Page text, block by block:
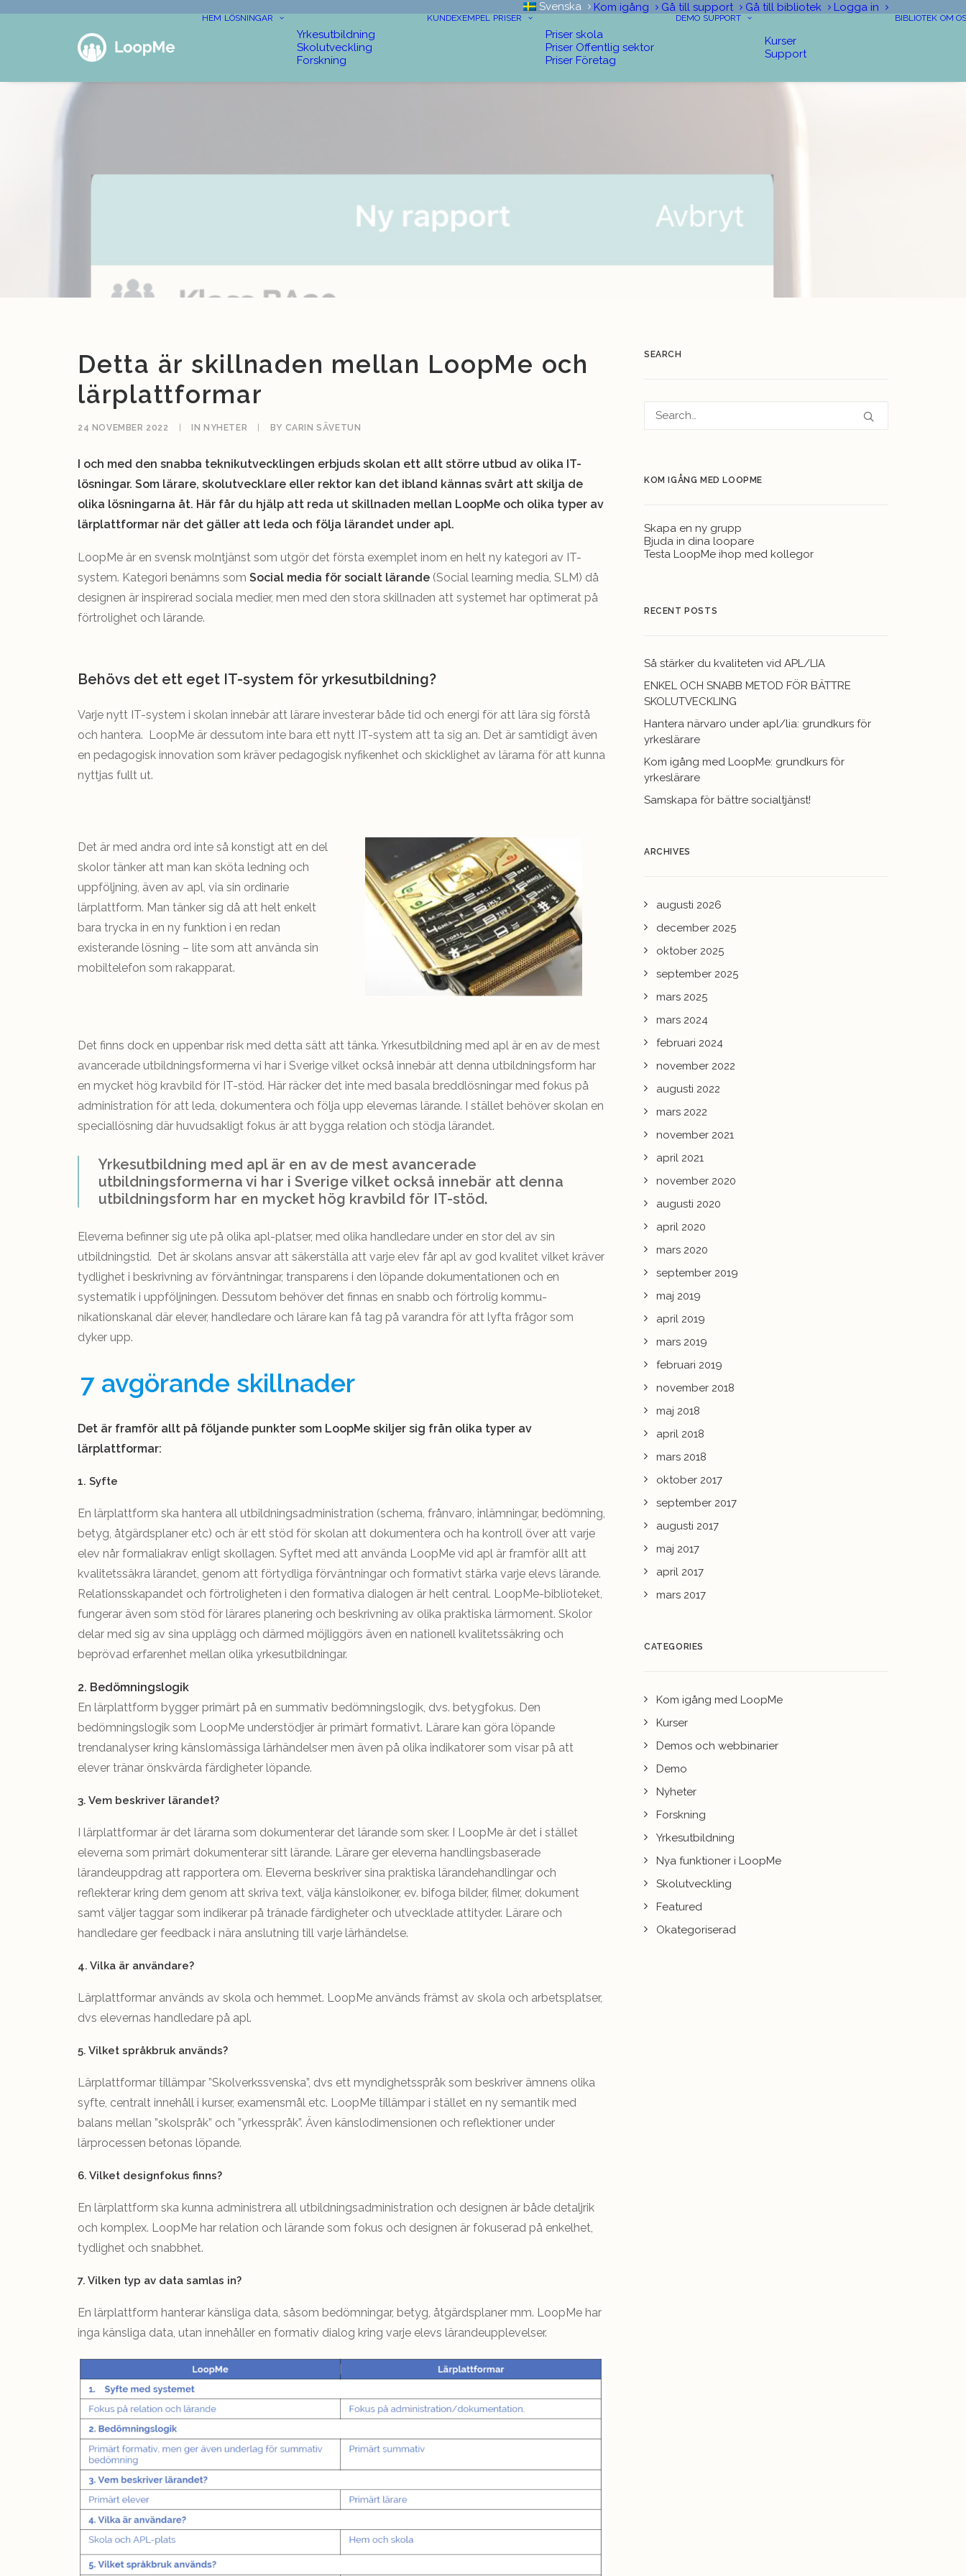
Svenska Kom igång Gå till support Gå till bibliotek Logga in
HEM LÖSNINGAR
Yrkesutbildning
Skolutveckling
Forskning
KUNDEXEMPEL PRISER
Priser skola
Priser Offentlig sektor
Priser Företag
DEMO SUPPORT
Kurser
Support
BIBLIOTEK OM
Detta är skillnaden mellan LoopMe och
lärplattformar
24 NOVEMBER 2022 IN NYHETER BY CARIN SÄVETUN
I och med den snabba teknikutvecklingen erbjuds skolan ett allt större utbud av olika IT-
lösningar. Som lärare, skolutvecklare eller rektor kan det ibland kännas svårt att skilja de
olika lösningarna åt. Här får du hjälp att reda ut skillnaden mellan LoopMe och olika typer av
lärplattformar när det gäller att leda och följa lärandet under apl.
LoopMe är en svensk molntjänst som utgör det första exemplet inom en helt ny kategori av IT-
system. Kategori benämns som Social media för socialt lärande (Social learning media, SLM) då
designen är inspirerad sociala medier, men med den stora skillnaden att systemet har optimerat på
förtrolighet och lärande.
Behövs det ett eget IT-system för yrkesutbildning?
Varje nytt IT-system i skolan innebär att lärare investerar både tid och energi för att lära sig förstå
och hantera. LoopMe är dessutom inte bara ett nytt IT-system att ta sig an. Det är samtidigt även
en pedagogisk innovation som kräver pedagogisk nyfikenhet och skicklighet av lärarna för att kunna
nyttjas fullt ut.
Det är med andra ord inte så konstigt att en del
skolor tänker att man kan sköta ledning och
uppföljning, även av apl, via sin ordinarie
lärplattform. Man tänker sig då att helt enkelt
bara trycka in en ny funktion i en redan
existerande lösning – lite som att använda sin
mobiltelefon som rakapparat.
Det finns dock en uppenbar risk med detta sätt att tänka. Yrkesutbildning med apl är en av de mest
avancerade utbildningsformerna vi har i Sverige vilket också innebär att denna utbildningsform har
en mycket hög kravbild för IT-stöd. Här räcker det inte med basala breddlösningar med fokus på
administration för att leda, dokumentera och följa upp elevernas lärande. I stället behöver skolan en
speciallösning där huvudsakligt fokus är att bygga relation och stödja lärandet.
Yrkesutbildning med apl är en av de mest avancerade
utbildningsformerna vi har i Sverige vilket också innebär att denna
utbildningsform har en mycket hög kravbild för IT-stöd.
Eleverna befinner sig ute på olika apl-platser, med olika handledare under en stor del av sin
utbildningstid. Det är skolans ansvar att säkerställa att varje elev får apl av god kvalitet vilket kräver
tydlighet i beskrivning av förväntningar, transparens i den löpande dokumentationen och en
systematik i uppföljningen. Dessutom behöver det finnas en snabb och förtrolig kommu­
nikationskanal där elever, handledare och lärare kan få tag på varandra för att lyfta frågor som
dyker upp.
7 avgörande skillnader
Det är framför allt på följande punkter som LoopMe skiljer sig från olika typer av
lärplattformar:
1. Syfte
En lärplattform ska hantera all utbildningsadministration (schema, frånvaro, inlämningar, bedömning,
betyg, åtgärdsplaner etc) och är ett stöd för skolan att dokumentera och ha kontroll över att varje
elev når formaliakrav enligt skollagen. Syftet med att använda LoopMe vid apl är framför allt att
kvalitetssäkra lärandet, genom att förtydliga förväntningar och formativt stärka varje elevs lärande.
Relationsskapandet och förtroligheten i den formativa dialogen är helt central. LoopMe-biblioteket,
fungerar även som stöd för lärares planering och beskrivning av olika praktiska lärmoment. Skolor
delar med sig av sina upplägg och därmed möjliggörs även en nationell kvalitetssäkring och
beprövad erfarenhet mellan olika yrkesutbildningar.
2. Bedömningslogik
En lärplattform bygger primärt på en summativ bedömningslogik, dvs. betygfokus. Den
bedömningslogik som LoopMe understödjer är primärt formativt. Lärare kan göra löpande
trendanalyser kring känslomässiga lärhändelser men även på olika indikatorer som visar på att
elever tränar önskvärda färdigheter löpande.
3. Vem beskriver lärandet?
I lärplattformar är det lärarna som dokumenterar det lärande som sker. I LoopMe är det i stället
eleverna som primärt dokumenterar sitt lärande. Lärare ger eleverna handlingsbaserade
lärandeuppdrag att rapportera om. Eleverna beskriver sina praktiska lärandehandlingar och
reflekterar kring dem genom att skriva text, välja känsloikoner, ev. bifoga bilder, filmer, dokument
samt väljer taggar som indikerar på tränade färdigheter och utvecklade attityder. Lärare och
handledare ger feedback i nära anslutning till varje lärhändelse.
4. Vilka är användare?
Lärplattformar används av skola och hemmet. LoopMe används främst av skola och arbetsplatser,
dvs elevernas handledare på apl.
5. Vilket språkbruk används?
Lärplattformar tillämpar ”Skolverkssvenska”, dvs ett myndighetsspråk som beskriver ämnens olika
syfte, centralt innehåll i kurser, examensmål etc. LoopMe tillämpar i stället en ny semantik med
balans mellan ”skolspråk” och ”yrkesspråk”. Även känslodimensionen och reflektioner under
lärprocessen betonas löpande.
6. Vilket designfokus finns?
En lärplattform ska kunna administrera all utbildningsadministration och designen är både detaljrik
och komplex. LoopMe har relation och lärande som fokus och designen är fokuserad på enkelhet,
tydlighet och snabbhet.
7. Vilken typ av data samlas in?
En lärplattform hanterar känsliga data, såsom bedömningar, betyg, åtgärdsplaner mm. LoopMe har
inga känsliga data, utan innehåller en formativ dialog kring varje elevs lärandeupplevelser.
SEARCH
KOM IGÅNG MED LOOPME
Skapa en ny grupp
Bjuda in dina loopare
Testa LoopMe ihop med kollegor
RECENT POSTS
Så stärker du kvaliteten vid APL/LIA
ENKEL OCH SNABB METOD FÖR BÄTTRE
SKOLUTVECKLING
Hantera närvaro under apl/lia: grundkurs för
yrkeslärare
Kom igång med LoopMe: grundkurs för
yrkeslärare
Samskapa för bättre socialtjänst!
ARCHIVES
augusti 2026
december 2025
oktober 2025
september 2025
mars 2025
mars 2024
februari 2024
november 2022
augusti 2022
mars 2022
november 2021
april 2021
november 2020
augusti 2020
april 2020
mars 2020
september 2019
maj 2019
april 2019
mars 2019
februari 2019
november 2018
maj 2018
april 2018
mars 2018
oktober 2017
september 2017
augusti 2017
maj 2017
april 2017
mars 2017
CATEGORIES
Kom igång med LoopMe
Kurser
Demos och webbinarier
Demo
Nyheter
Forskning
Yrkesutbildning
Nya funktioner i LoopMe
Skolutveckling
Featured
Okategoriserad